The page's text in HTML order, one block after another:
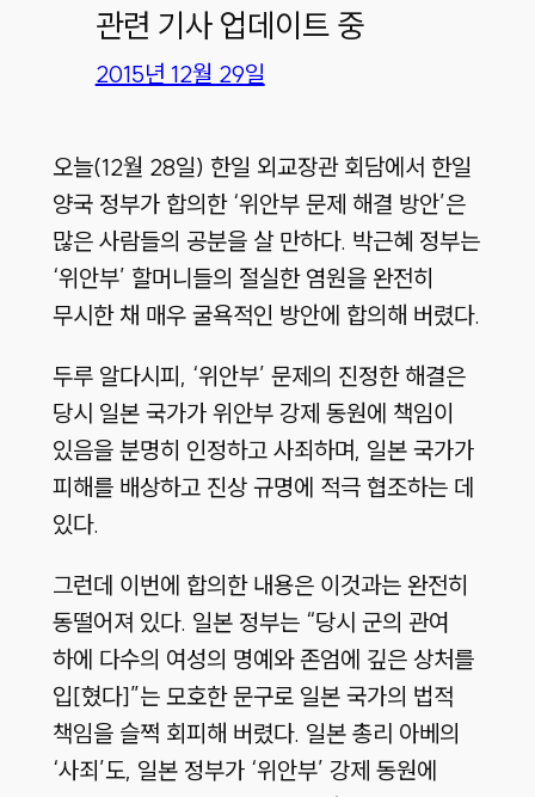
관련 기사 업데이트 중
2015년 12월 29일
오늘(12월 28일) 한일 외교장관 회담에서 한일
양국 정부가 합의한 ‘위안부 문제 해결 방안’은
많은 사람들의 공분을 살 만하다. 박근혜 정부는
‘위안부’ 할머니들의 절실한 염원을 완전히
무시한 채 매우 굴욕적인 방안에 합의해 버렸다.
두루 알다시피, ‘위안부’ 문제의 진정한 해결은
당시 일본 국가가 위안부 강제 동원에 책임이
있음을 분명히 인정하고 사죄하며, 일본 국가가
피해를 배상하고 진상 규명에 적극 협조하는 데
있다.
그런데 이번에 합의한 내용은 이것과는 완전히
동떨어져 있다. 일본 정부는 “당시 군의 관여
하에 다수의 여성의 명예와 존엄에 깊은 상처를
입[혔다]”는 모호한 문구로 일본 국가의 법적
책임을 슬쩍 회피해 버렸다. 일본 총리 아베의
‘사죄’도, 일본 정부가 ‘위안부’ 강제 동원에